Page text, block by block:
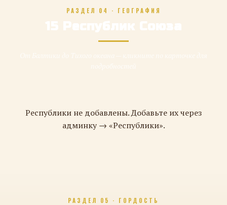
РАЗДЕЛ 04 · ГЕОГРАФИЯ
15 Республик Союза
Республики не добавлены. Добавьте их через
админку → «Республики».
РАЗДЕЛ 05 · ГОРДОСТЬ